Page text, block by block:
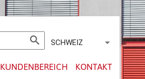
search SCHWEIZ
KUNDENBEREICH KONTAKT